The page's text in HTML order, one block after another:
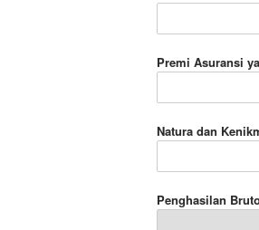
Premi Asuransi
Natura dan
Penghasilan